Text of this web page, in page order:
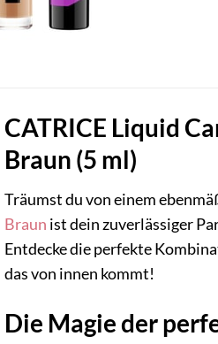
CATRICE Liquid
Braun (5 ml)
Träumst du von einem
Braun ist dein zuverlässiger
Entdecke die perfekte
das von innen kommt!
Die Magie der